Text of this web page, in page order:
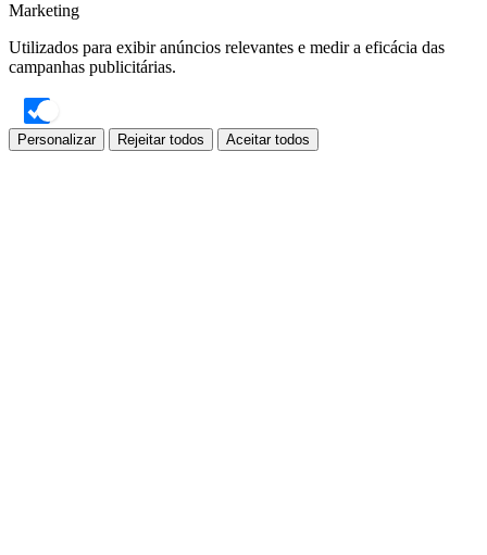
Marketing
Utilizados para exibir anúncios relevantes e medir a eficácia das
campanhas publicitárias.
Personalizar Rejeitar todos Aceitar todos